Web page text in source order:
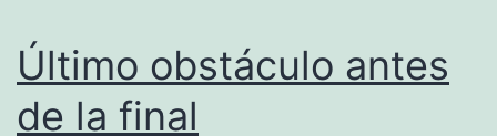
Último obstáculo antes
de la final